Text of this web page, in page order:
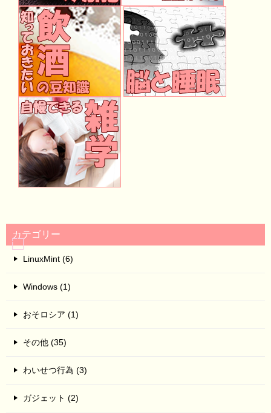
カテゴリー
LinuxMint (6)
Windows (1)
おそロシア (1)
その他 (35)
わいせつ行為 (3)
ガジェット (2)